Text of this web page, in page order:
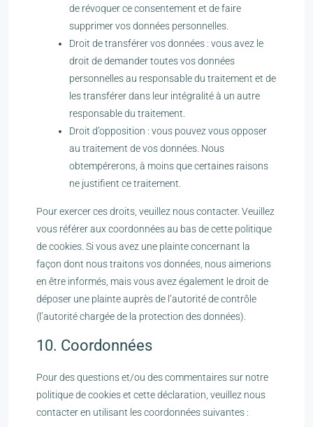
de révoquer ce consentement et de faire
supprimer vos données personnelles.
Droit de transférer vos données : vous avez le
droit de demander toutes vos données
personnelles au responsable du traitement et de
les transférer dans leur intégralité à un autre
responsable du traitement.
Droit d’opposition : vous pouvez vous opposer
au traitement de vos données. Nous
obtempérerons, à moins que certaines raisons
ne justifient ce traitement.
Pour exercer ces droits, veuillez nous contacter. Veuillez
vous référer aux coordonnées au bas de cette politique
de cookies. Si vous avez une plainte concernant la
façon dont nous traitons vos données, nous aimerions
en être informés, mais vous avez également le droit de
déposer une plainte auprès de l’autorité de contrôle
(l’autorité chargée de la protection des données).
10. Coordonnées
Pour des questions et/ou des commentaires sur notre
politique de cookies et cette déclaration, veuillez nous
contacter en utilisant les coordonnées suivantes :